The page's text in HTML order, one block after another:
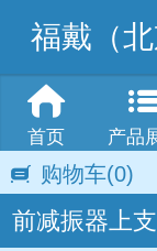
福戴（
首页 产品
购物车(0)
前减振器上